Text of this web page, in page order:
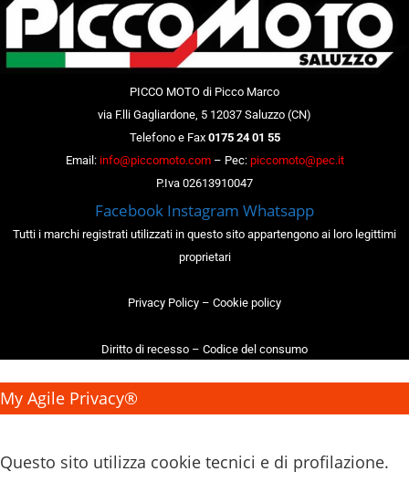
PICCO MOTO di Picco Marco
via F.lli Gagliardone, 5 12037 Saluzzo (CN)
Telefono e Fax 0175 24 01 55
Email: info@piccomoto.com– Pec: piccomoto@pec.it
P.Iva 02613910047
Facebook Instagram Whatsapp
Tutti i marchi registrati utilizzati in questo sito appartengono ai loro legittimi
proprietari
Privacy Policy – Cookie policy
Diritto di recesso – Codice del consumo
My Agile Privacy®
Questo sito utilizza cookie tecnici e di profilazione.